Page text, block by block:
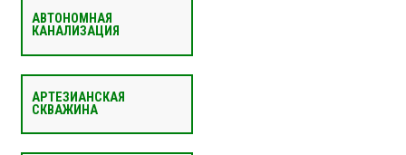
АВТОНОМНАЯ
КАНАЛИЗАЦИЯ
АРТЕЗИАНСКАЯ
СКВАЖИНА